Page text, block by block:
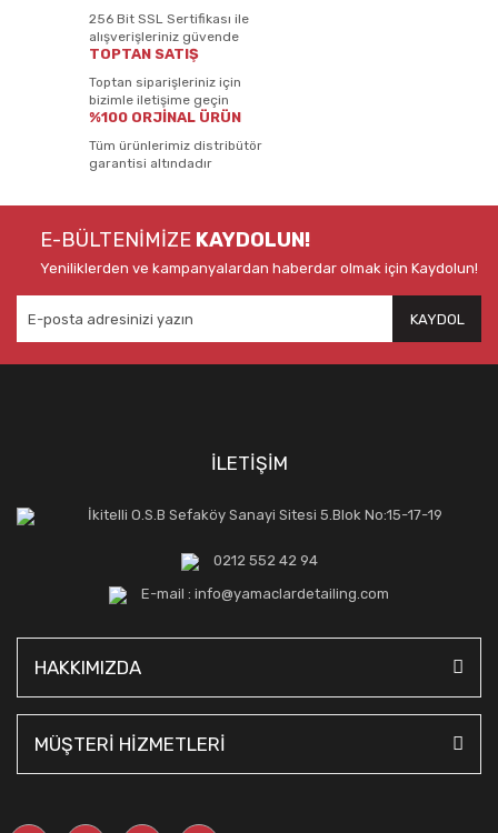
256 Bit SSL Sertifikası ile
alışverişleriniz güvende
TOPTAN SATIŞ
Toptan siparişleriniz için
bizimle iletişime geçin
%100 ORJİNAL ÜRÜN
Tüm ürünlerimiz distribütör
garantisi altındadır
E-BÜLTENİMİZE KAYDOLUN!
Yeniliklerden ve kampanyalardan haberdar olmak için Kaydolun!
KAYDOL
İLETİŞİM
İkitelli O.S.B Sefaköy Sanayi Sitesi 5.Blok No:15-17-19
0212 552 42 94
E-mail : info@yamaclardetailing.com
HAKKIMIZDA
MÜŞTERİ HİZMETLERİ